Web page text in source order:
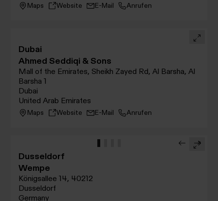
Maps Website E-Mail Anrufen
Dubai
Ahmed Seddiqi & Sons
Mall of the Emirates, Sheikh Zayed Rd, Al Barsha, Al
Barsha 1
Dubai
United Arab Emirates
Maps Website E-Mail Anrufen
Dusseldorf
Wempe
Königsallee 14, 40212
Dusseldorf
Germany